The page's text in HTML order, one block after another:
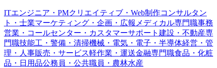
ITエンジニア・PMクリエイティブ・Web制作コンサルタン
ト・士業マーケティング・企画・広報 メディカル専門職事務
営業・コールセンター・カスタマーサポート 建設・不動産専
門職技能工・警備・清掃機械・電気・電子・半導体経営・管
理・人事販売・サービス軽作業・運送金融専門職食品・化粧
品・日用品公務員・公共職員・農林水産